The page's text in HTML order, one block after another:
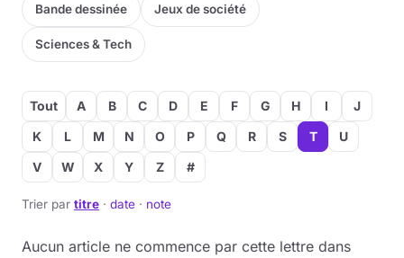
Livres
Jeux vidéo
Jeux de société
Musique
Sciences & Tech
Bande dessinée Jeux de société
Sciences & Tech
Tout A B C D E F G H I
J
K
L M N O P Q R S T
U
V
W X Y Z #
Trier par titre · date · note
Aucun article ne commence par cette lettre dans